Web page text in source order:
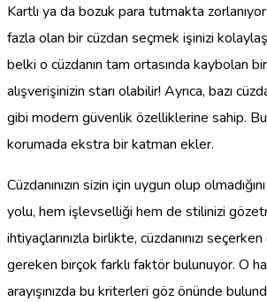
Kartlı ya da bozuk para tutmakta
fazla olan bir cüzdan seçmek işinizi
belki o cüzdanın tam ortasında kaybolan
alışverişinizin starı olabilir! Ayrıca, bazı
gibi modern güvenlik özelliklerine sahip.
korumada ekstra bir katman ekler.
Cüzdanınızın sizin için uygun olup
yolu, hem işlevselliği hem de stilinizi
ihtiyaçlarınızla birlikte, cüzdanınızı
gereken birçok farklı faktör bulunuyor. O
arayışınızda bu kriterleri göz önünde